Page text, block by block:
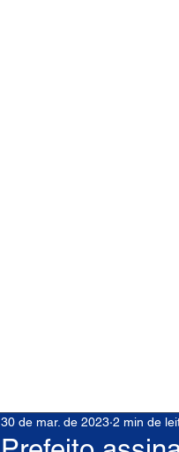
30 de mar. de 2023 2 min de